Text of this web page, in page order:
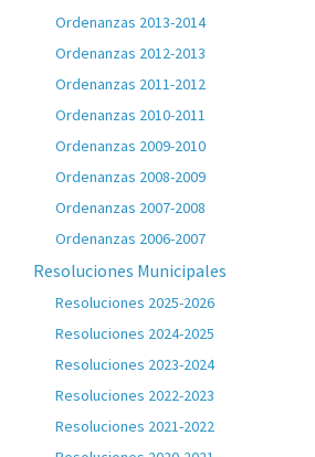
Ordenanzas 2013-2014
Ordenanzas 2012-2013
Ordenanzas 2011-2012
Ordenanzas 2010-2011
Ordenanzas 2009-2010
Ordenanzas 2008-2009
Ordenanzas 2007-2008
Ordenanzas 2006-2007
Resoluciones Municipales
Resoluciones 2025-2026
Resoluciones 2024-2025
Resoluciones 2023-2024
Resoluciones 2022-2023
Resoluciones 2021-2022